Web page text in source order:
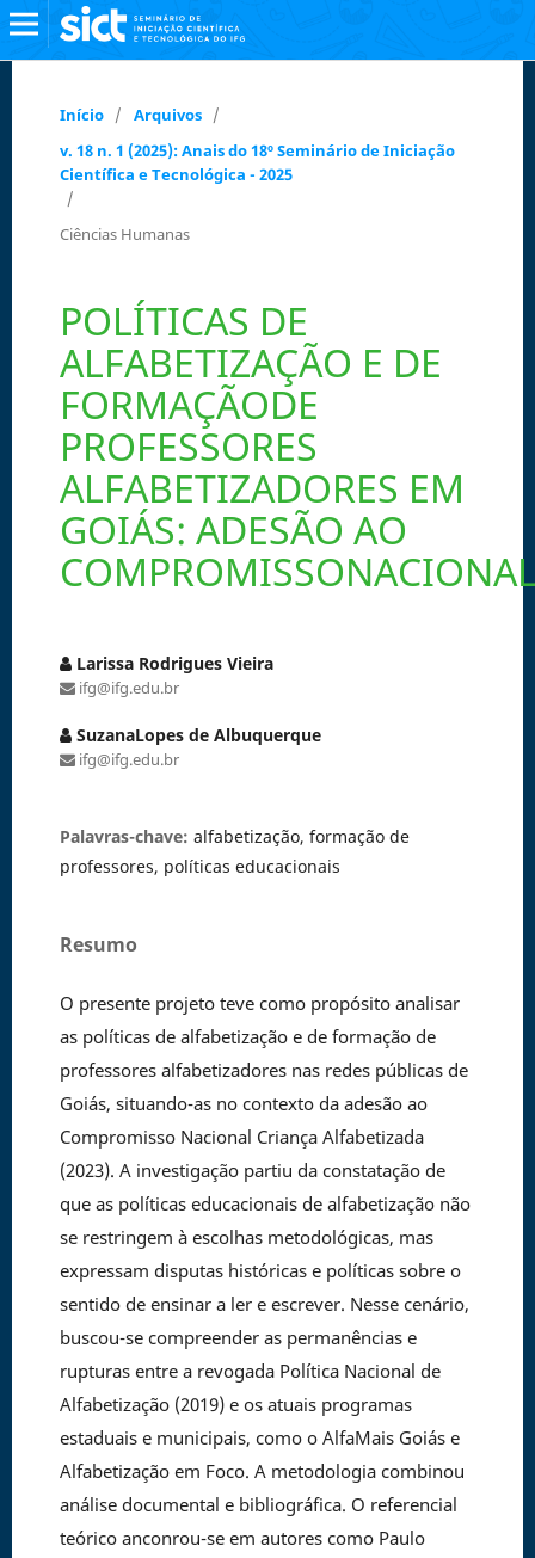
Início / Arquivos /
v. 18 n. 1 (2025): Anais do 18º Seminário de Iniciação
Científica e Tecnológica - 2025
/
Ciências Humanas
POLÍTICAS DE
ALFABETIZAÇÃO E DE
FORMAÇÃODE
PROFESSORES
ALFABETIZADORES EM
GOIÁS: ADESÃO AO
Larissa Rodrigues Vieira
ifg@ifg.edu.br
SuzanaLopes de Albuquerque
ifg@ifg.edu.br
Palavras-chave: alfabetização, formação de
professores, políticas educacionais
Resumo
O presente projeto teve como propósito analisar
as políticas de alfabetização e de formação de
professores alfabetizadores nas redes públicas de
Goiás, situando-as no contexto da adesão ao
Compromisso Nacional Criança Alfabetizada
(2023). A investigação partiu da constatação de
que as políticas educacionais de alfabetização não
se restringem à escolhas metodológicas, mas
expressam disputas históricas e políticas sobre o
sentido de ensinar a ler e escrever. Nesse cenário,
buscou-se compreender as permanências e
rupturas entre a revogada Política Nacional de
Alfabetização (2019) e os atuais programas
estaduais e municipais, como o AlfaMais Goiás e
Alfabetização em Foco. A metodologia combinou
análise documental e bibliográfica. O referencial
teórico anconrou-se em autores como Paulo